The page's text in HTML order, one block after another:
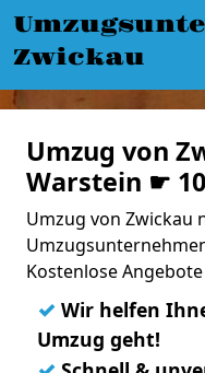
Zwickau
Umzug von
Warstein ☛
Umzug von Zwickau
Kostenlose
✓ Wir helfen
Umzug geht!